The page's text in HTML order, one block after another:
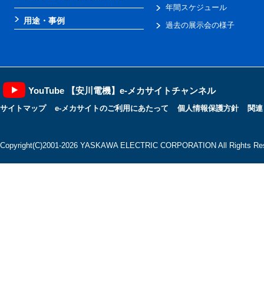
用途・事例
年間スケジュール
過去の展示会の様子
YouTube 【安川電機】e-メカサイトチャンネル
サイトマップ e-メカサイトのご利用にあたって 個人情報保護方針 関
Copyright(C)2001‐2026 YASKAWA ELECTRIC CORPORATION All Rights